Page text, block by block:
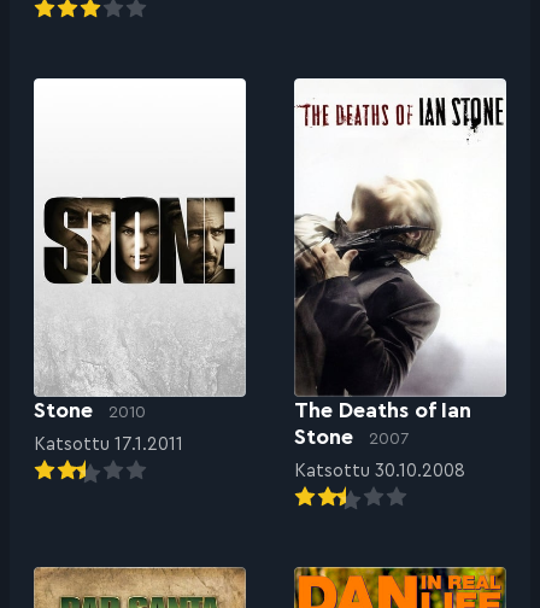
Stone 2010
Katsottu 17.1.2011
The Deaths of Ian
Stone
2007
Katsottu 30.10.2008